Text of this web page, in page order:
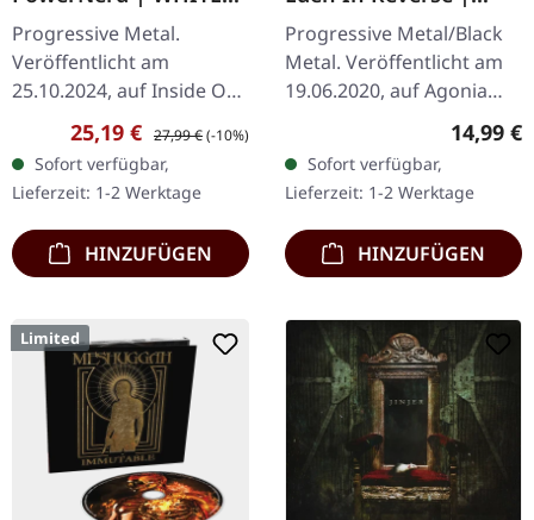
LP
Progressive Metal.
Veröffentlicht am
25.10.2024, auf Inside Out
Music. Weißes Vinyl im
Gatefold-Cover. Devin
Townsend kehrt mit
"PowerNerd" zurück,…
Verkaufspreis:
25,19 € Regulärer Preis:
27,99 €(-10%)
Sofort verfügbar,
Lieferzeit: 1-2 Werktage
HINZUFÜGEN
DIGIPAK CD
Progressive Metal/Black
Metal. Veröffentlicht am
19.06.2020, auf Agonia
Records. CD im Digipak
mit 8-seitigem Booklet
und 2 exklusiven Bonus-
Songs.…
14,99 €
Sofort verfügbar,
Lieferzeit: 1-2 Werktage
HINZUFÜGEN
Limited